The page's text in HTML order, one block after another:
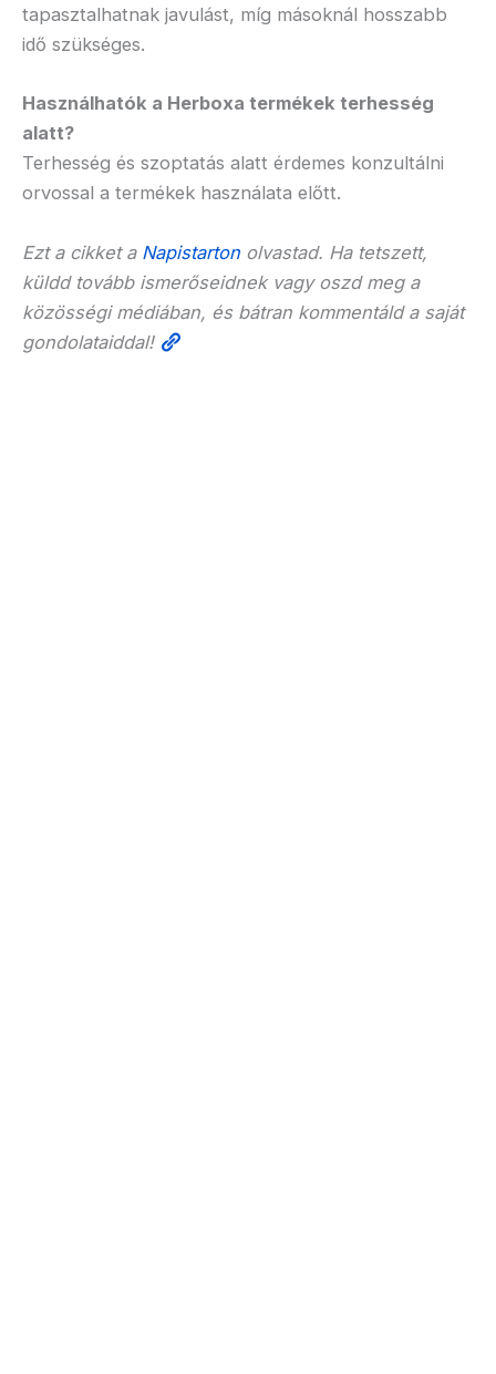
tapasztalhatnak javulást, míg másoknál hosszabb
idő szükséges.
Használhatók a Herboxa termékek terhesség
alatt?
Terhesség és szoptatás alatt érdemes konzultálni
orvossal a termékek használata előtt.
Ezt a cikket a Napistarton olvastad. Ha tetszett,
küldd tovább ismerőseidnek vagy oszd meg a
közösségi médiában, és bátran kommentáld a saját
gondolataiddal!